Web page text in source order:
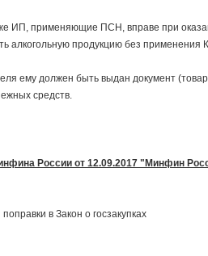
ИП, применяющие ПСН, вправе при
алкогольную продукцию без применения
ему должен быть выдан документ
средств.
России от 12.09.2017 "Минфин
в Закон о госзакупках